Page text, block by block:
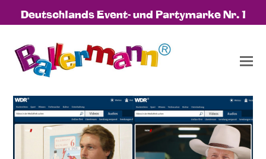
Deutschlands Event- und Partymarke Nr. 1